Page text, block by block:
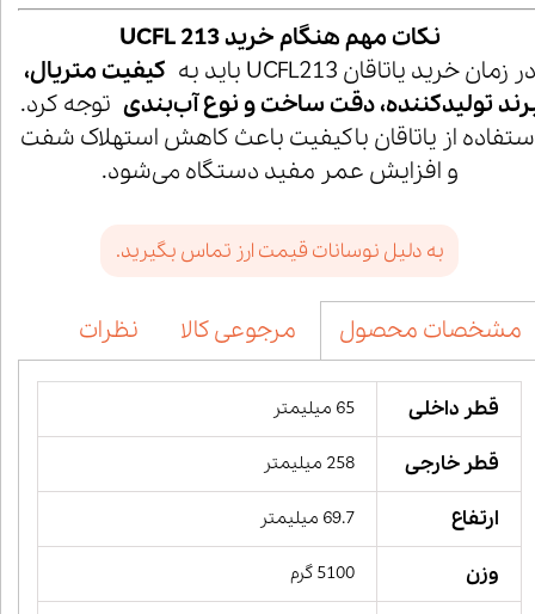
نکات مهم هنگام خرید UCFL 213
در زمان خرید یاتاقان UCFL213 باید به
کیفیت متریال،
تولیدکننده، دقت ساخت و نوع آب‌بندی توجه کرد.
از یاتاقان باکیفیت باعث کاهش استهلاک شفت
و افزایش عمر مفید دستگاه می‌شود.
به دلیل نوسانات قیمت ارز تماس بگیرید.
مشخصات محصول مرجوعی کالا نظرات
قطر داخلی 65 میلیمتر
قطر خارجی 258 میلیمتر
ارتفاع 69.7 میلیمتر
وزن 5100 گرم